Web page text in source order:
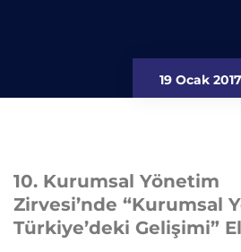
19 Ocak 2017
10. Kurumsal Yönetim
Zirvesi’nde “Kurumsal
Türkiye’deki Gelişimi”